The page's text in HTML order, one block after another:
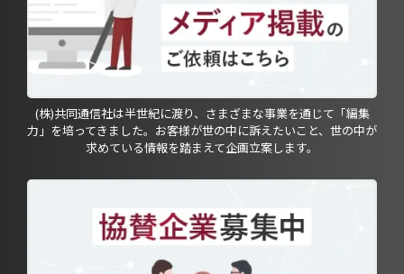
(株)共同通信社は半世紀に渡り、さまざまな事業を通じて「編集
力」を培ってきました。お客様が世の中に訴えたいこと、世の中が
求めている情報を踏まえて企画立案します。